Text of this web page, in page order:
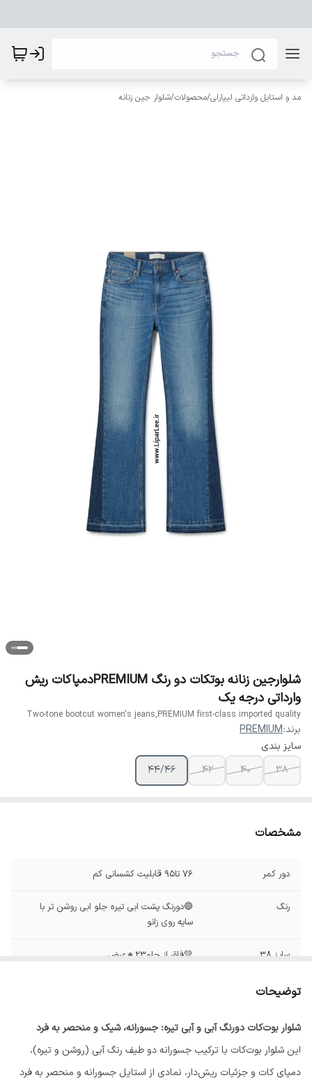
مد و استایل وارداتی لیپارلی/محصولات/شلوار جین زنانه
شلوارجین زنانه بوتکات دو رنگ PREMIUMدمپاکات ریش
وارداتی درجه یک
Two-tone bootcut women's jeans,PREMIUM first-class imported quality
برند:PREMIUM
سایز بندی
38
40
42
44/46
مشخصات
دور کمر 76 تا95 قابلیت کشسانی کم
رنگ
🔵دورنگ پشت ابی تیره جلو ابی روشن تر با
سایه روی زانو
سایز 38
💚فاق از جلو23🔸عرض
سایز42
💚فاق از جلو25🔸عرض
ران25🔸قد106🔸دمپا28🔸عرض باسن50
توضیحات
شلوار بوت‌کات دورنگ آبی و آبی تیره: جسورانه، شیک و منحصر به فرد
این شلوار بوت‌کات با ترکیب جسورانه دو طیف رنگ آبی (روشن و تیره)،
دمپای کات و جزئیات ریش‌دار، نمادی از استایل جسورانه و منحصر به فرد